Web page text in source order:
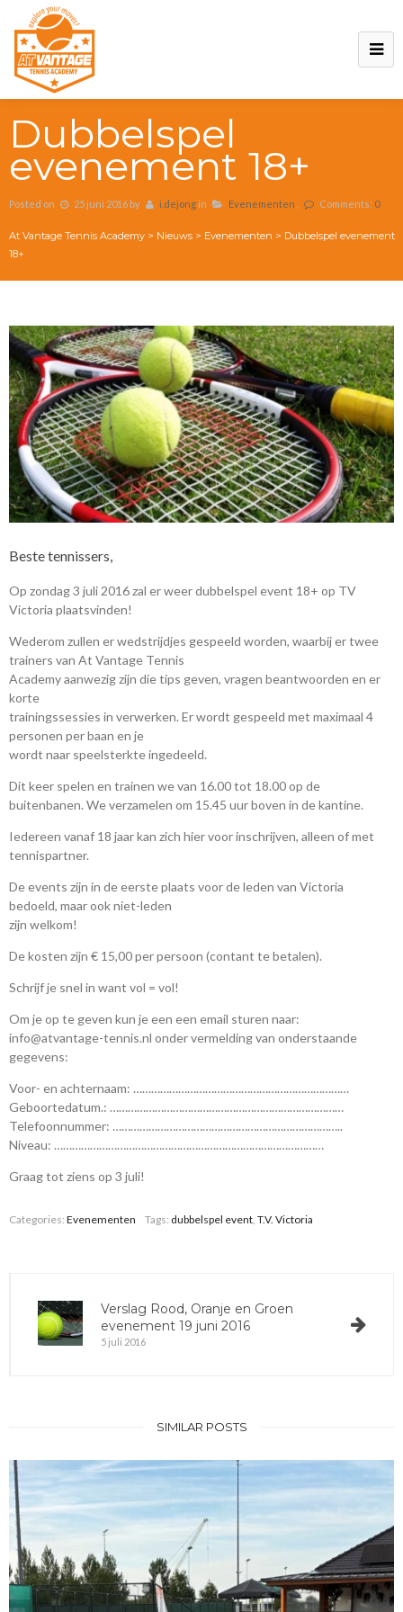
Dubbelspel
evenement 18+
Posted on 25 juni 2016 by i.dejongin Evenementen Comments: 0
At Vantage Tennis Academy > Nieuws > Evenementen > Dubbelspel evenement
18+
Beste tennissers,
Op zondag 3 juli 2016 zal er weer dubbelspel event 18+ op TV
Victoria plaatsvinden!
Wederom zullen er wedstrijdjes gespeeld worden, waarbij er twee
trainers van At Vantage Tennis
Academy aanwezig zijn die tips geven, vragen beantwoorden en er
korte
trainingssessies in verwerken. Er wordt gespeeld met maximaal 4
personen per baan en je
wordt naar speelsterkte ingedeeld.
Dit keer spelen en trainen we van 16.00 tot 18.00 op de
buitenbanen. We verzamelen om 15.45 uur boven in de kantine.
Iedereen vanaf 18 jaar kan zich hier voor inschrijven, alleen of met
tennispartner.
De events zijn in de eerste plaats voor de leden van Victoria
bedoeld, maar ook niet-leden
zijn welkom!
De kosten zijn € 15,00 per persoon (contant te betalen).
Schrijf je snel in want vol = vol!
Om je op te geven kun je een een email sturen naar:
info@atvantage-tennis.nl onder vermelding van onderstaande
gegevens:
Voor- en achternaam: ………………………………………………………………
Geboortedatum.: ……………………………………………………………………
Telefoonnummer: …………………………………………………………………..
Niveau: ………………………………………………………………………………
Graag tot ziens op 3 juli!
Categories: Evenementen Tags: dubbelspel event T.V. Victoria
Verslag Rood, Oranje en Groen
evenement 19 juni 2016
5 juli 2016
SIMILAR POSTS